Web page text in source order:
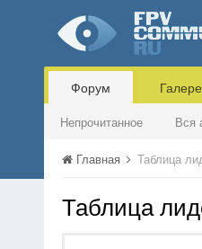
Форум
Непрочитанное Вся
Главная Таблица
Таблица